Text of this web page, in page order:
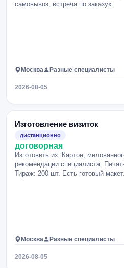
самовывоз, встреча по заказух.
Москва Разные специалисты
2026-08-05
Изготовление визиток
дистанционно
договорная
Изготовить из: Картон,
рекомендации специалиста.
Тираж: 200 шт. Есть готовый макет.
Москва Разные специалисты
2026-08-05